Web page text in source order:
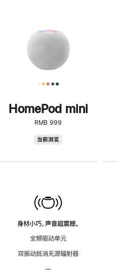
HomePod mini
RMB 999
当前浏览
身材小巧，声音超震撼。
全频驱动单元
双振动抵消无源辐射器
—